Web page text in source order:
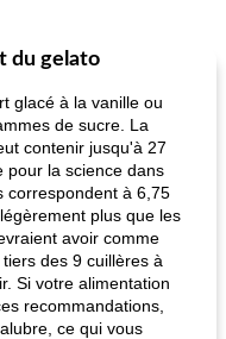
et volaille
jopp joes
du gelato
glacé à la vanille ou
de sucre. La
contenir jusqu'à 27
pour la science dans
correspondent à 6,75
plus que les
avoir comme
des 9 cuillères à
Si votre alimentation
recommandations,
ce qui vous